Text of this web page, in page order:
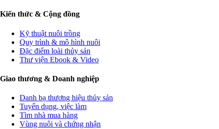
Kiến thức & Cộng đồng
Kỹ thuật nuôi trồng
Quy trình & mô hình nuôi
Đặc điểm loài thủy sản
Thư viện Ebook & Video
Giao thương & Doanh nghiệp
Danh bạ thương hiệu thủy sản
Tuyển dụng, việc làm
Tìm nhà mua hàng
Vùng nuôi và chứng nhận